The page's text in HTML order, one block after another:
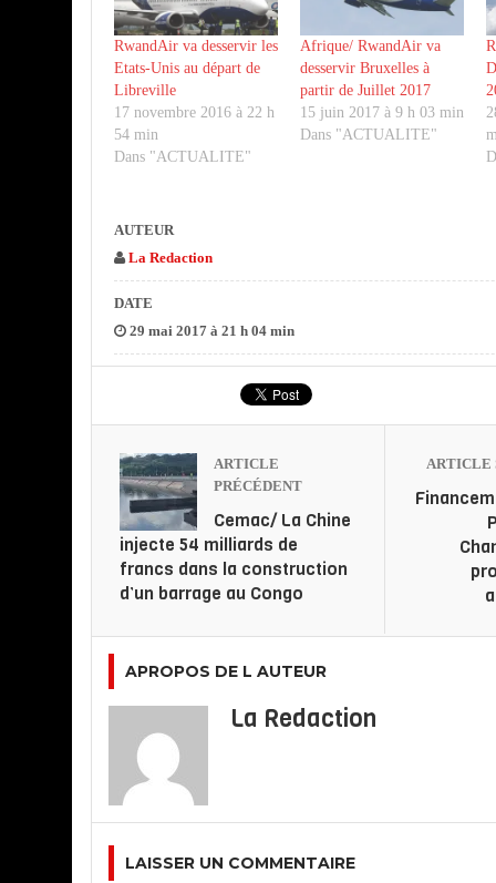
RwandAir va desservir les
Etats-Unis au départ de
Libreville
17 novembre 2016 à 22 h
54 min
Dans "ACTUALITE"
Afrique/ RwandAir va
desservir Bruxelles à
partir de Juillet 2017
15 juin 2017 à 9 h 03 min
Dans "ACTUALITE"
AUTEUR
La Redaction
DATE
29 mai 2017 à 21 h 04 min
ARTICLE
PRÉCÉDENT
Cemac/ La Chine
injecte 54 milliards de
francs dans la construction
d’un barrage au Congo
ARTICLE
APROPOS DE L AUTEUR
La Redaction
LAISSER UN COMMENTAIRE